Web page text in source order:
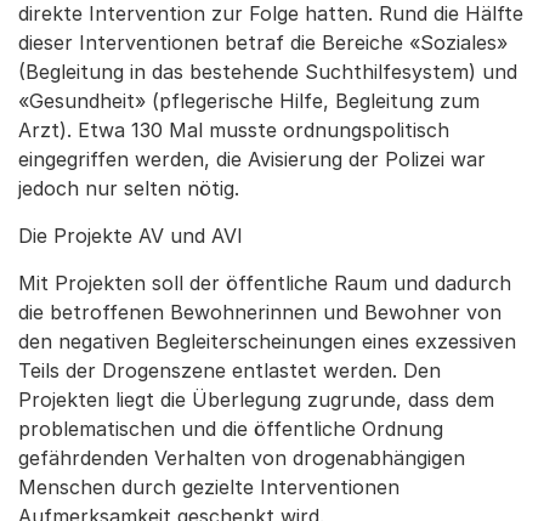
direkte Intervention zur Folge hatten. Rund die Hälfte
dieser Interventionen betraf die Bereiche «Soziales»
(Begleitung in das bestehende Suchthilfesystem) und
«Gesundheit» (pflegerische Hilfe, Begleitung zum
Arzt). Etwa 130 Mal musste ordnungspolitisch
eingegriffen werden, die Avisierung der Polizei war
jedoch nur selten nötig.
Die Projekte AV und AVI
Mit Projekten soll der öffentliche Raum und dadurch
die betroffenen Bewohnerinnen und Bewohner von
den negativen Begleiterscheinungen eines exzessiven
Teils der Drogenszene entlastet werden. Den
Projekten liegt die Überlegung zugrunde, dass dem
problematischen und die öffentliche Ordnung
gefährdenden Verhalten von drogenabhängigen
Menschen durch gezielte Interventionen
Aufmerksamkeit geschenkt wird.